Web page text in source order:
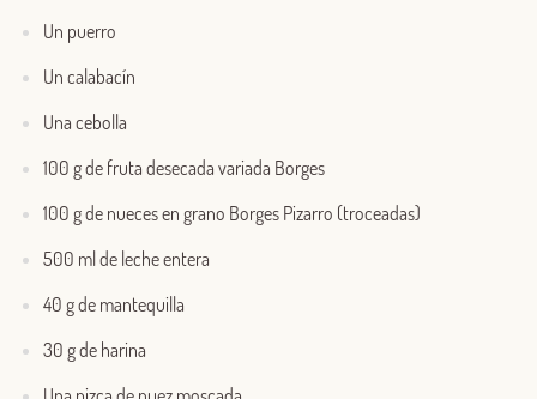
Un puerro
Un calabacín
Una cebolla
100 g de fruta desecada variada Borges
100 g de nueces en grano Borges Pizarro (troceadas)
500 ml de leche entera
40 g de mantequilla
30 g de harina